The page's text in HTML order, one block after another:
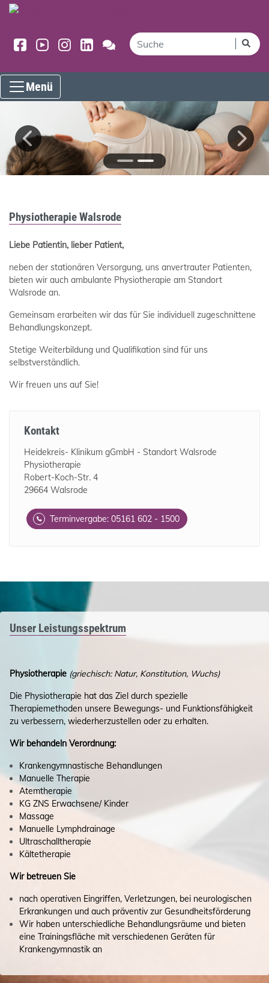
Menü
Physiotherapie Walsrode
Liebe Patientin, lieber Patient,
neben der stationären Versorgung, uns anvertrauter Patienten,
bieten wir auch ambulante Physiotherapie am Standort
Walsrode an.
Gemeinsam erarbeiten wir das für Sie individuell zugeschnittene
Behandlungskonzept.
Stetige Weiterbildung und Qualifikation sind für uns
selbstverständlich.
Wir freuen uns auf Sie!
Kontakt
Heidekreis- Klinikum gGmbH - Standort Walsrode
Physiotherapie
Robert-Koch-Str. 4
29664 Walsrode
Terminvergabe: 05161 602 - 1500
Unser Leistungsspektrum
Physiotherapie (griechisch: Natur, Konstitution, Wuchs)
Die Physiotherapie hat das Ziel durch spezielle
Therapiemethoden unsere Bewegungs- und Funktionsfähigkeit
zu verbessern, wiederherzustellen oder zu erhalten.
Wir behandeln Verordnung:
Krankengymnastische Behandlungen
Manuelle Therapie
Atemtherapie
KG ZNS Erwachsene/ Kinder
Massage
Manuelle Lymphdrainage
Ultraschalltherapie
Kältetherapie
Wir betreuen Sie
nach operativen Eingriffen, Verletzungen, bei neurologischen
Erkrankungen und auch präventiv zur Gesundheitsförderung
Wir haben unterschiedliche Behandlungsräume und bieten
eine Trainingsfläche mit verschiedenen Geräten für
Krankengymnastik an